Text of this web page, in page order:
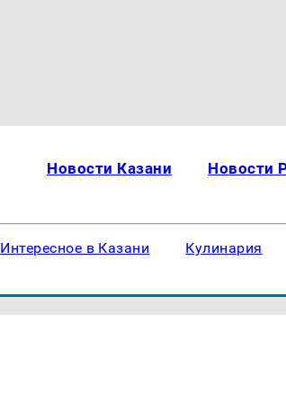
Новости Казани Новости
Интересное в Казани Кулинария